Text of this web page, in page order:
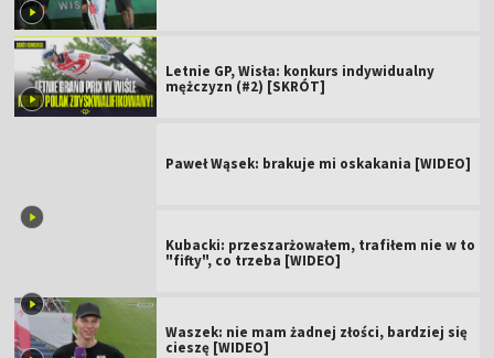
Letnie GP, Wisła: konkurs indywidualny
mężczyzn (#2) [SKRÓT]
Paweł Wąsek: brakuje mi oskakania [WIDEO]
Kubacki: przeszarżowałem, trafiłem nie w to
"fifty", co trzeba [WIDEO]
Waszek: nie mam żadnej złości, bardziej się
cieszę [WIDEO]